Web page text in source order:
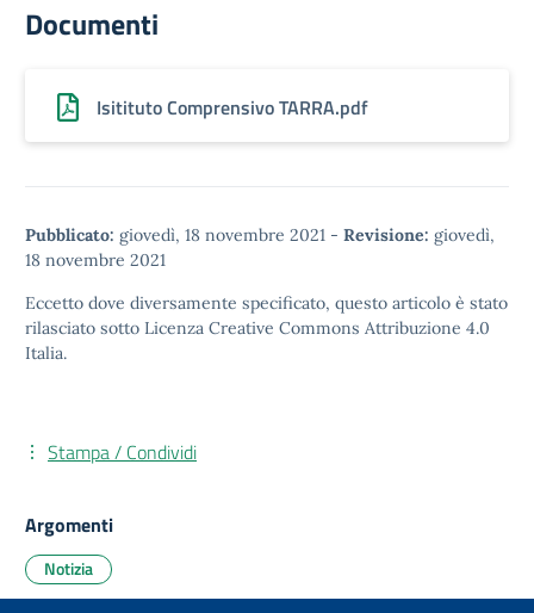
Documenti
Isitituto Comprensivo TARRA.pdf
Pubblicato: giovedì, 18 novembre 2021 - Revisione: giovedì,
18 novembre 2021
Eccetto dove diversamente specificato, questo articolo è stato
rilasciato sotto Licenza Creative Commons Attribuzione 4.0
Italia.
Stampa / Condividi
Argomenti
Notizia